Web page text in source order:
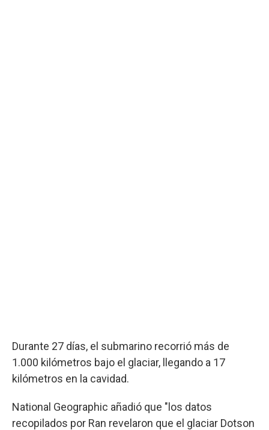
Durante 27 días, el submarino recorrió más de
1.000 kilómetros bajo el glaciar, llegando a 17
kilómetros en la cavidad.
National Geographic añadió que "los datos
recopilados por Ran revelaron que el glaciar Dotson